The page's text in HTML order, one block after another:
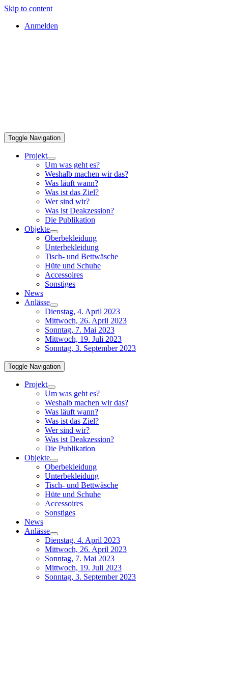
Skip to content
Anmelden
Toggle Navigation
Projekt
Um was geht es?
Weshalb machen wir das?
Was läuft wann?
Was ist das Ziel?
Wer sind wir?
Was ist Deakzession?
Die Publikation
Objekte
Oberbekleidung
Unterbekleidung
Tisch- und Bettwäsche
Hüte und Schuhe
Accessoires
Sonstiges
News
Anlässe
Dienstag, 4. April 2023
Mittwoch, 26. April 2023
Sonntag, 7. Mai 2023
Mittwoch, 19. Juli 2023
Sonntag, 3. September 2023
Toggle Navigation
Projekt
Um was geht es?
Weshalb machen wir das?
Was läuft wann?
Was ist das Ziel?
Wer sind wir?
Was ist Deakzession?
Die Publikation
Objekte
Oberbekleidung
Unterbekleidung
Tisch- und Bettwäsche
Hüte und Schuhe
Accessoires
Sonstiges
News
Anlässe
Dienstag, 4. April 2023
Mittwoch, 26. April 2023
Sonntag, 7. Mai 2023
Mittwoch, 19. Juli 2023
Sonntag, 3. September 2023